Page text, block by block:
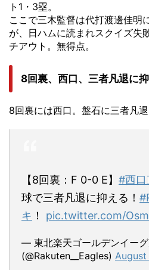
ト1・3塁。
ここで三木監督は代打渡邊佳明
が、日ハムに読まれスクイズ失
チアウト。無得点。
8回裏、西口、三者凡退に
8回裏には西口。盤石に三者凡退
【8回裏：F 0-0 E】 #西口
球で三者凡退に抑える！
キ ！ pic.twitter.com/
— 東北楽天ゴールデンイー
(@Rakuten__Eagles) August